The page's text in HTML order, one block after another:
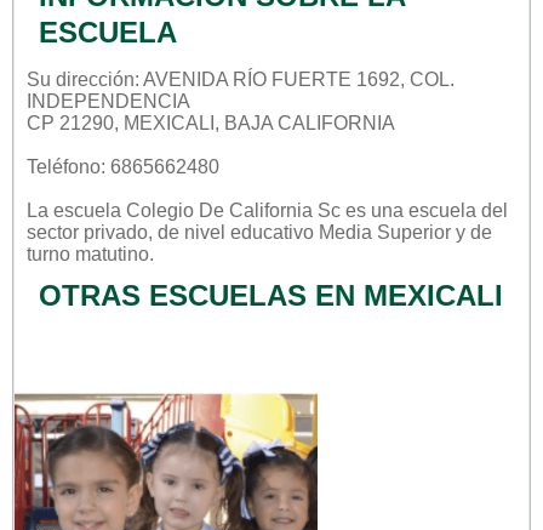
ESCUELA
Su dirección: AVENIDA RÍO FUERTE 1692, COL.
INDEPENDENCIA
CP 21290, MEXICALI, BAJA CALIFORNIA
Teléfono: 6865662480
La escuela Colegio De California Sc es una escuela del
sector privado, de nivel educativo Media Superior y de
turno matutino.
OTRAS ESCUELAS EN MEXICALI